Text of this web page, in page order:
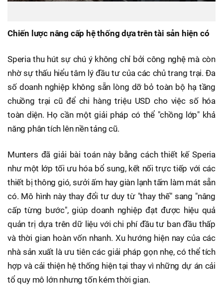
Chiến lược nâng cấp hệ thống dựa trên tài sản hiện có
Speria thu hút sự chú ý không chỉ bởi công nghệ mà còn
nhờ sự thấu hiểu tâm lý đầu tư của các chủ trang trại. Đa
số doanh nghiệp không sẵn lòng dỡ bỏ toàn bộ hạ tầng
chuồng trại cũ để chi hàng triệu USD cho việc số hóa
toàn diện. Họ cần một giải pháp có thể "chồng lớp" khả
năng phân tích lên nền tảng cũ.
Munters đã giải bài toán này bằng cách thiết kế Speria
như một lớp tối ưu hóa bổ sung, kết nối trực tiếp với các
thiết bị thông gió, sưởi ấm hay giàn lạnh tấm làm mát sẵn
có. Mô hình này thay đổi tư duy từ "thay thế" sang "nâng
cấp từng bước", giúp doanh nghiệp đạt được hiệu quả
quản trị dựa trên dữ liệu với chi phí đầu tư ban đầu thấp
và thời gian hoàn vốn nhanh. Xu hướng hiện nay của các
nhà sản xuất là ưu tiên các giải pháp gọn nhẹ, có thể tích
hợp và cải thiện hệ thống hiện tại thay vì những dự án cải
tổ quy mô lớn nhưng tốn kém thời gian.